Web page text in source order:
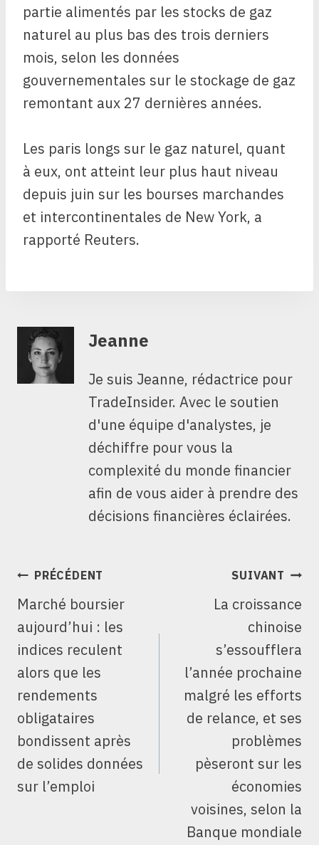
partie alimentés par les stocks de gaz
naturel au plus bas des trois derniers
mois, selon les données
gouvernementales sur le stockage de gaz
remontant aux 27 dernières années.
Les paris longs sur le gaz naturel, quant
à eux, ont atteint leur plus haut niveau
depuis juin sur les bourses marchandes
et intercontinentales de New York, a
rapporté Reuters.
Jeanne
Je suis Jeanne, rédactrice pour
TradeInsider. Avec le soutien
d'une équipe d'analystes, je
déchiffre pour vous la
complexité du monde financier
afin de vous aider à prendre des
décisions financières éclairées.
NAVIGATION
L’ARTICLE
PRÉCÉDENT
Marché boursier
aujourd’hui : les
indices reculent
alors que les
rendements
obligataires
bondissent après
de solides données
sur l’emploi
SUIVANT
La croissance
chinoise
s’essoufflera
l’année prochaine
malgré les efforts
de relance, et ses
problèmes
pèseront sur les
économies
voisines, selon la
Banque mondiale